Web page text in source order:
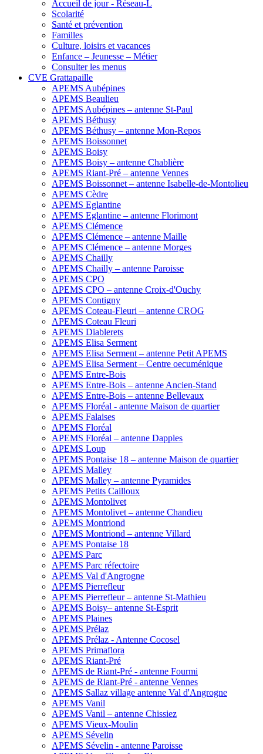
Accueil de jour - Réseau-L
Scolarité
Santé et prévention
Familles
Culture, loisirs et vacances
Enfance – Jeunesse – Métier
Consulter les menus
CVE Grattapaille
APEMS Aubépines
APEMS Beaulieu
APEMS Aubépines – antenne St-Paul
APEMS Béthusy
APEMS Béthusy – antenne Mon-Repos
APEMS Boissonnet
APEMS Boisy
APEMS Boisy – antenne Chablière
APEMS Riant-Pré – antenne Vennes
APEMS Boissonnet – antenne Isabelle-de-Montolieu
APEMS Cèdre
APEMS Eglantine
APEMS Eglantine – antenne Florimont
APEMS Clémence
APEMS Clémence – antenne Maille
APEMS Clémence – antenne Morges
APEMS Chailly
APEMS Chailly – antenne Paroisse
APEMS CPO
APEMS CPO – antenne Croix-d'Ouchy
APEMS Contigny
APEMS Coteau-Fleuri – antenne CROG
APEMS Coteau Fleuri
APEMS Diablerets
APEMS Elisa Serment
APEMS Elisa Serment – antenne Petit APEMS
APEMS Elisa Serment – Centre oecuménique
APEMS Entre-Bois
APEMS Entre-Bois – antenne Ancien-Stand
APEMS Entre-Bois – antenne Bellevaux
APEMS Floréal - antenne Maison de quartier
APEMS Falaises
APEMS Floréal
APEMS Floréal – antenne Dapples
APEMS Loup
APEMS Pontaise 18 – antenne Maison de quartier
APEMS Malley
APEMS Malley – antenne Pyramides
APEMS Petits Cailloux
APEMS Montolivet
APEMS Montolivet – antenne Chandieu
APEMS Montriond
APEMS Montriond – antenne Villard
APEMS Pontaise 18
APEMS Parc
APEMS Parc réfectoire
APEMS Val d'Angrogne
APEMS Pierrefleur
APEMS Pierrefleur – antenne St-Mathieu
APEMS Boisy– antenne St-Esprit
APEMS Plaines
APEMS Prélaz
APEMS Prélaz - Antenne Cocosel
APEMS Primaflora
APEMS Riant-Pré
APEMS de Riant-Pré - antenne Fourmi
APEMS de Riant-Pré - antenne Vennes
APEMS Sallaz village antenne Val d'Angrogne
APEMS Vanil
APEMS Vanil – antenne Chissiez
APEMS Vieux-Moulin
APEMS Sévelin
APEMS Sévelin - antenne Paroisse